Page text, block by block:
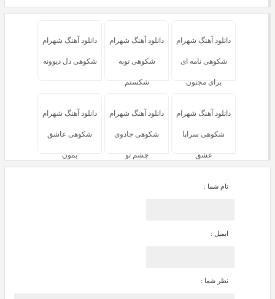
دانلود آهنگ شهرام
شکوهی نامه ای
برای مجنون
دانلود آهنگ شهرام
شکوهی توبه
شکستم
دانلود آهنگ شهرام
شکوهی دل دیوونه
دانلود آهنگ شهرام
شکوهی سراپا
عشق
دانلود آهنگ شهرام
شکوهی جادوی
چشم تو
دانلود آهنگ شهرام
شکوهی عاشق
بمون
نام شما :
ایمیل :
نظر شما :